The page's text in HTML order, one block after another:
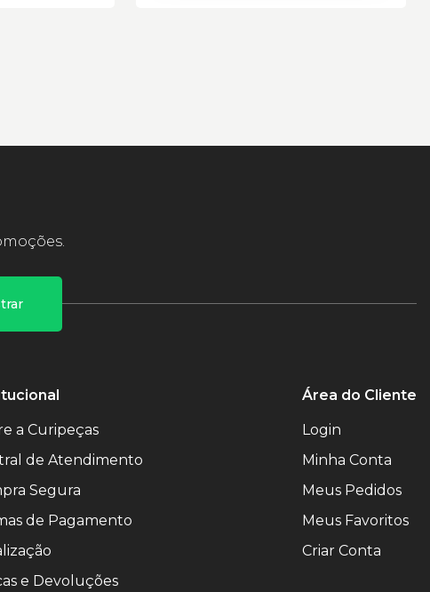
a Curipeças
de Atendimento
Segura
de Pagamento
e Devoluções
Área do Cliente
Login
Minha Conta
Meus Pedidos
Meus Favoritos
Criar Conta